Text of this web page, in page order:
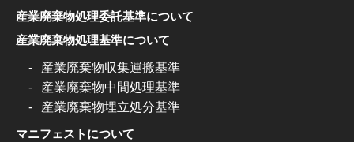
産業廃棄物処理委託基準について
産業廃棄物処理基準について
産業廃棄物収集運搬基準
産業廃棄物中間処理基準
産業廃棄物埋立処分基準
マニフェストについて